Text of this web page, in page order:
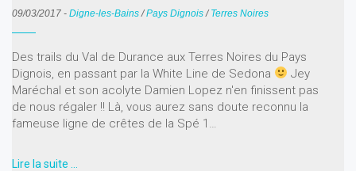
09/03/2017 - Digne-les-Bains/Pays Dignois/ Terres Noires
Des trails du Val de Durance aux Terres Noires du Pays
Dignois, en passant par la White Line de Sedona
Jey
Maréchal et son acolyte Damien Lopez n'en finissent pas
de nous régaler !! Là, vous aurez sans doute reconnu la
fameuse ligne de crêtes de la Spé 1…
Lire la suite …